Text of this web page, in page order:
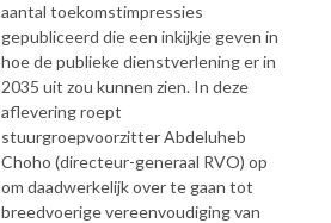
aantal toekomstimpressies
gepubliceerd die een inkijkje geven in
hoe de publieke dienstverlening er in
2035 uit zou kunnen zien. In deze
aflevering roept
stuurgroepvoorzitter Abdeluheb
Choho (directeur-generaal RVO) op
om daadwerkelijk over te gaan tot
breedvoerige vereenvoudiging van